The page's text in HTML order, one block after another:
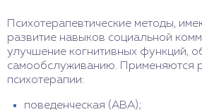
Психотерапевтические методы,
развитие навыков социальной
улучшение когнитивных функций,
самообслуживанию. Применяются
психотерапии:
поведенческая (ABA);